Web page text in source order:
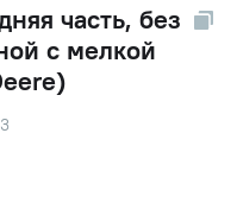
часть, без
с мелкой